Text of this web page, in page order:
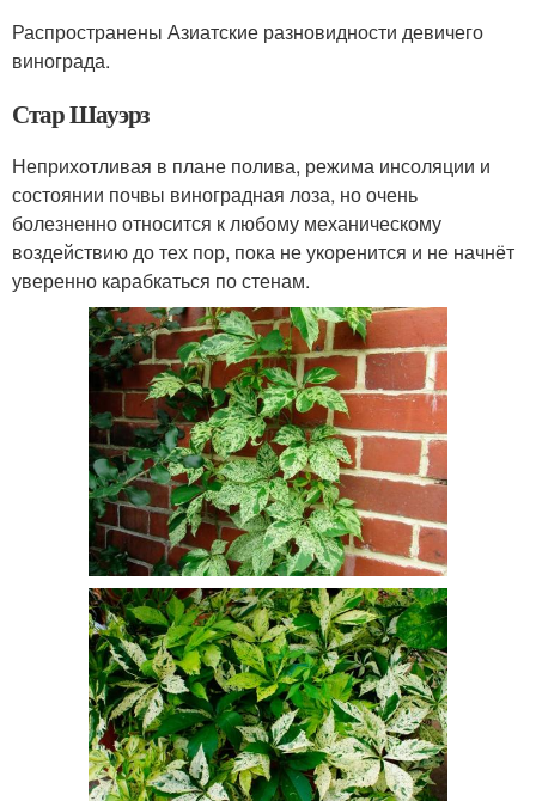
Распространены Азиатские разновидности девичего
винограда.
Стар Шауэрз
Неприхотливая в плане полива, режима инсоляции и
состоянии почвы виноградная лоза, но очень
болезненно относится к любому механическому
воздействию до тех пор, пока не укоренится и не начнёт
уверенно карабкаться по стенам.